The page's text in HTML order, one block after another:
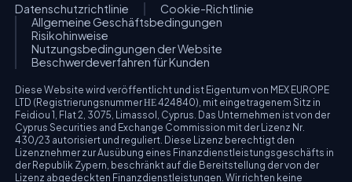
Datenschutzrichtlinie
Cookie-Richtlinie
Allgemeine Geschäftsbedingungen
Risikohinweise
Nutzungsbedingungen der Website
Beschwerdeverfahren für Kunden
Diese Website wird veröffentlicht und ist Eigentum von MEX EUROPE
LTD (Registrierungsnummer ΗΕ 424840), mit eingetragenem Sitz in
Feidiou 1, Flat 2, 3075, Limassol, Cyprus. Das Unternehmen ist von der
Cyprus Securities and Exchange Commission mit der Lizenz Nr.
430/23 autorisiert und reguliert. Diese Lizenz berechtigt den
Lizenznehmer zur Ausübung eines Finanzdienstleistungsgeschäfts in
der Republik Zypern, beschränkt auf die Bereitstellung der von der
Lizenz abgedeckten Finanzdienstleistungen. Wir richten keine